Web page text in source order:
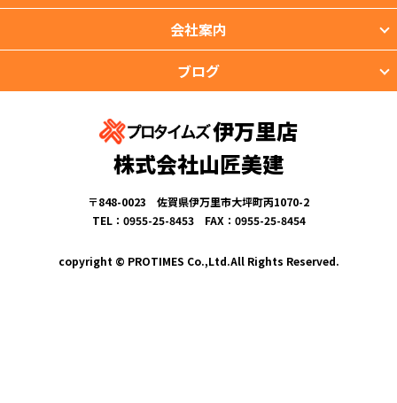
会社案内
ブログ
伊万里店
株式会社山匠美建
〒848-0023 佐賀県伊万里市大坪町丙1070-2
TEL：0955-25-8453 FAX：0955-25-8454
copyright © PROTIMES Co.,Ltd.All Rights Reserved.